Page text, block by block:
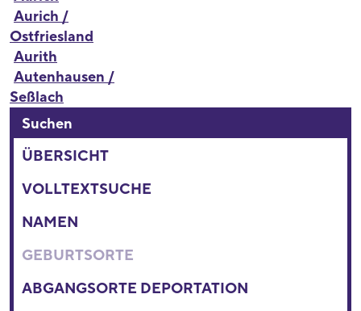
Aurich /
Ostfriesland
Aurith
Autenhausen /
Seßlach
Suchen
ÜBERSICHT
VOLLTEXTSUCHE
NAMEN
GEBURTSORTE
ABGANGSORTE DEPORTATION